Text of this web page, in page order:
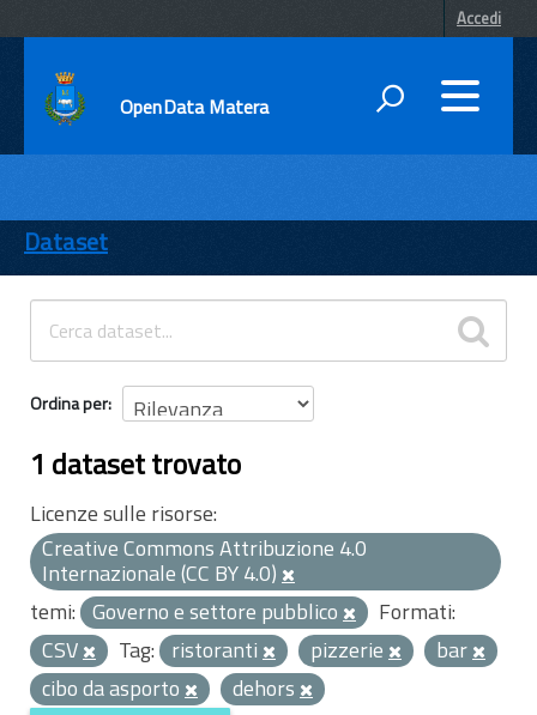
Accedi
OpenData Matera
ENTI
TEMI
INFORMAZIONI
Dataset
Ordina per
1 dataset trovato
Licenze sulle risorse:
Creative Commons Attribuzione 4.0
Internazionale (CC BY 4.0)
temi: Governo e settore pubblico
Formati:
CSV
Tag: ristoranti pizzerie
bar
cibo da asporto
dehors